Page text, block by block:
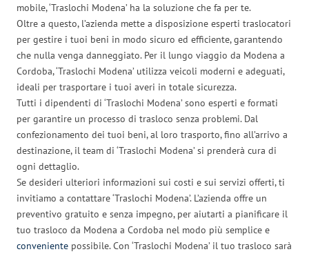
mobile, ‘Traslochi Modena’ ha la soluzione che fa per te.
Oltre a questo, l’azienda mette a disposizione esperti traslocatori
per gestire i tuoi beni in modo sicuro ed efficiente, garantendo
che nulla venga danneggiato. Per il lungo viaggio da Modena a
Cordoba, ‘Traslochi Modena’ utilizza veicoli moderni e adeguati,
ideali per trasportare i tuoi averi in totale sicurezza.
Tutti i dipendenti di ‘Traslochi Modena’ sono esperti e formati
per garantire un processo di trasloco senza problemi. Dal
confezionamento dei tuoi beni, al loro trasporto, fino all’arrivo a
destinazione, il team di ‘Traslochi Modena’ si prenderà cura di
ogni dettaglio.
Se desideri ulteriori informazioni sui costi e sui servizi offerti, ti
invitiamo a contattare ‘Traslochi Modena’. L’azienda offre un
preventivo gratuito e senza impegno, per aiutarti a pianificare il
tuo trasloco da Modena a Cordoba nel modo più semplice e
conveniente possibile. Con ‘Traslochi Modena’ il tuo trasloco sarà